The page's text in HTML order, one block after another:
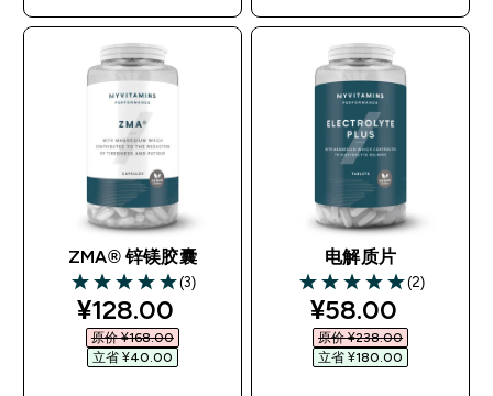
ZMA® 锌镁胶囊
5 out of 5 stars
(3)
discounted price
¥128.00‎
原价 ¥168.00‎
立省 ¥40.00‎
电解质片
5 out of 5 stars
(2)
discounted
¥58.00‎
原价 ¥238.00‎
立省 ¥180.00‎